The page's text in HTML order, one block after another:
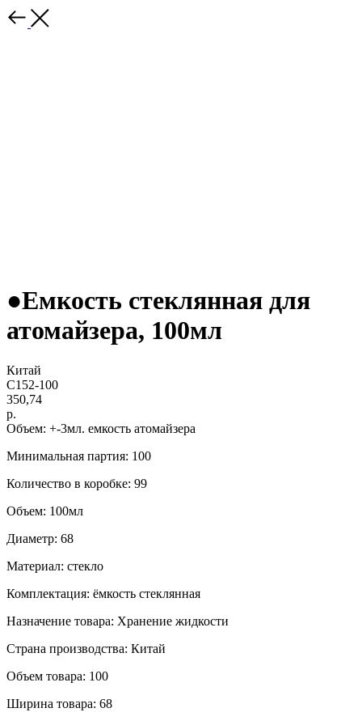
●Емкость стеклянная для
атомайзера, 100мл
Китай
С152-100
350,74
р.
Объем: +-3мл. емкость атомайзера
Минимальная партия: 100
Количество в коробке: 99
Объем: 100мл
Диаметр: 68
Материал: стекло
Комплектация: ёмкость стеклянная
Назначение товара: Хранение жидкости
Страна производства: Китай
Объем товара: 100
Ширина товара: 68